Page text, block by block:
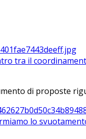
tra il
di proposte
lo